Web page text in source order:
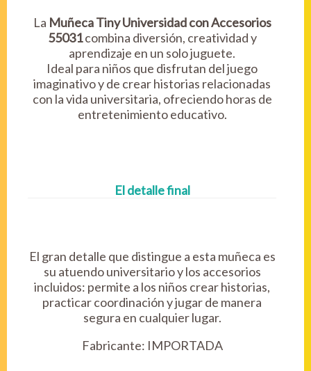
La Muñeca Tiny Universidad con Accesorios
55031combina diversión, creatividad y
aprendizaje en un solo juguete.
Ideal para niños que disfrutan del juego
imaginativo y de crear historias relacionadas
con la vida universitaria, ofreciendo horas de
entretenimiento educativo.
El detalle final
El gran detalle que distingue a esta muñeca es
su atuendo universitario y los accesorios
incluidos: permite a los niños crear historias,
practicar coordinación y jugar de manera
segura en cualquier lugar.
Fabricante: IMPORTADA